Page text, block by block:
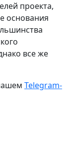
проекта,
основания
все же
Telegram-